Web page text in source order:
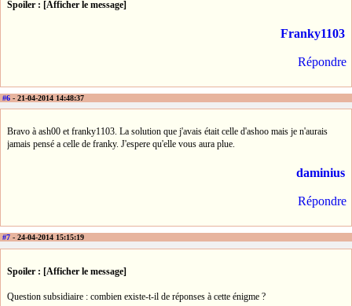
Spoiler : [Afficher le message]
Franky1103
Répondre
#6 - 21-04-2014 14:48:37
Bravo à ash00 et franky1103. La solution que j'avais était celle d'ashoo mais je n'aurais
jamais pensé a celle de franky. J'espere qu'elle vous aura plue.
daminius
Répondre
#7 - 24-04-2014 15:15:19
Spoiler : [Afficher le message]
Question subsidiaire : combien existe-t-il de réponses à cette énigme ?